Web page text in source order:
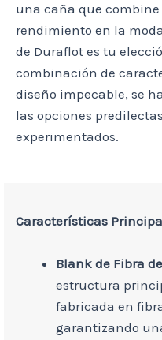
una caña que
rendimiento en la
de Duraflot es tu
combinación de
diseño impecable, se
las opciones
experimentados.
Características
Blank de Fibra
estructura
fabricada en
garantizando